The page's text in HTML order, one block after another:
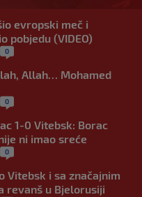
evropski meč i
pobjedu (VIDEO)
0
Allah… Mohamed
0
1-0 Vitebsk: Borac
ni imao sreće
0
Vitebsk i sa značajnim
revanš u Bjelorusiji